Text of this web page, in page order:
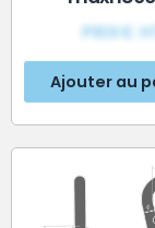
PRIX€
Ajouter au